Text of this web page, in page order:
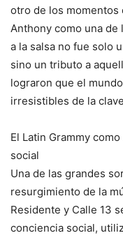
otro de los momentos
Anthony como una
a la salsa no fue solo
sino un tributo a
lograron que el
irresistibles de la
El Latin Grammy
social
Una de las grandes
resurgimiento de la
Residente y Calle 13
conciencia social,